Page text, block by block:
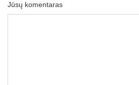
Jūsų komentaras